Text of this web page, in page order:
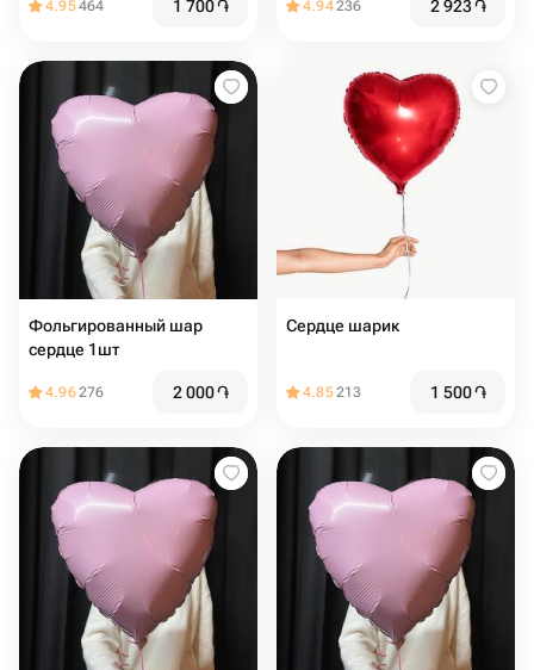
4.95464 1 700֏ 4.94236 2 923֏
Фольгированный шар
сердце 1шт
4.96276 2 000֏
Сердце шарик
4.85213 1 500֏